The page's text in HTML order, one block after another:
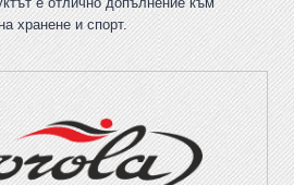
хранене и спорт.